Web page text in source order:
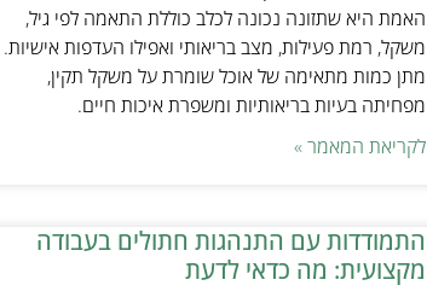
האמת היא שתזונה נכונה לכלב כוללת התאמה לפי גיל,
משקל, רמת פעילות, מצב בריאותי ואפילו העדפות אישיות.
מתן כמות מתאימה של אוכל שומרת על משקל תקין,
מפחיתה בעיות בריאותיות ומשפרת איכות חיים.
לקריאת המאמר »
התמודדות עם התנהגות חתולים בעבודה
מקצועית: מה כדאי לדעת